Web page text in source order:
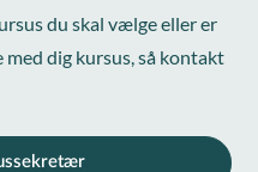
du skal vælge eller er
dig kursus, så kontakt